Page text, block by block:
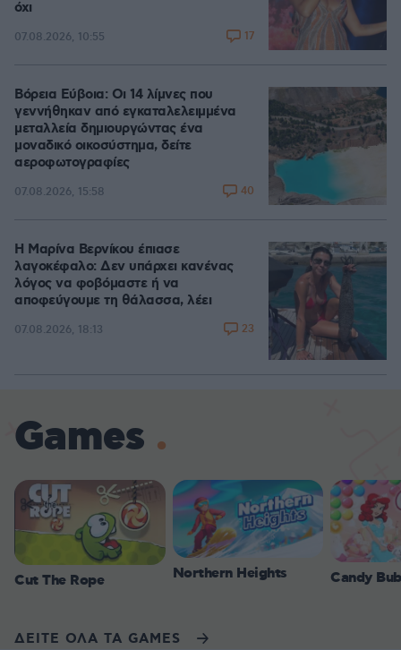
όχι
07.08.2026, 10:55 17
Βόρεια Εύβοια: Οι 14 λίμνες που
γεννήθηκαν από εγκαταλελειμμένα
μεταλλεία δημιουργώντας ένα
μοναδικό οικοσύστημα, δείτε
αεροφωτογραφίες
07.08.2026, 15:58 40
Η Μαρίνα Βερνίκου έπιασε
λαγοκέφαλο: Δεν υπάρχει κανένας
λόγος να φοβόμαστε ή να
αποφεύγουμε τη θάλασσα, λέει
07.08.2026, 18:13 23
Games
Cut The Rope Northern Heights Candy
ΔΕΙΤΕ ΟΛΑ ΤΑ GAMES